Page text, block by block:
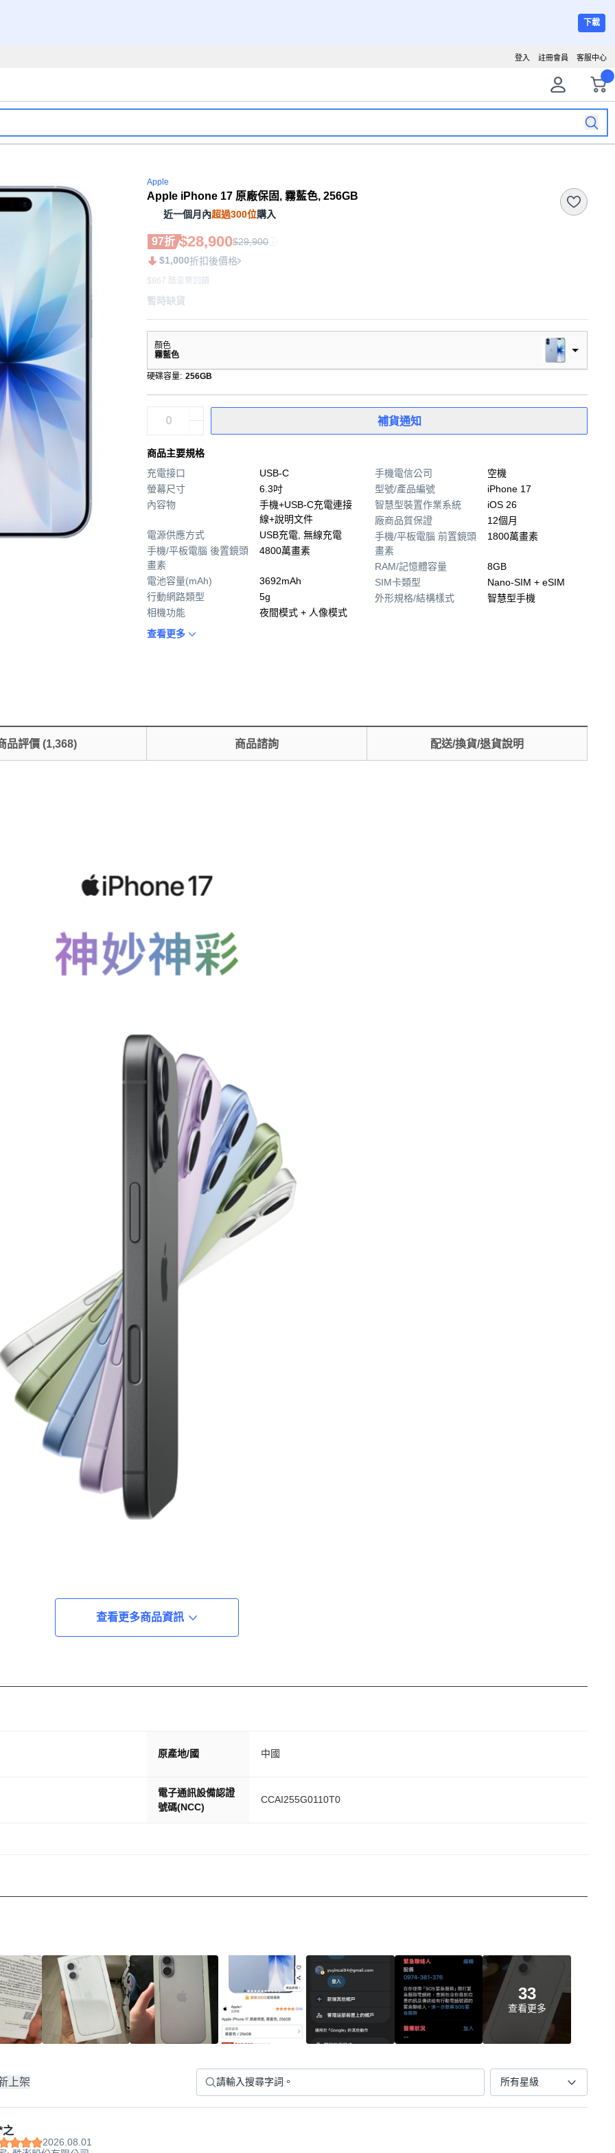
下載
客服中心
註冊會員
登入
Apple
Apple iPhone 17 原廠保固, 霧藍色, 256GB
近一個月內超過300位購入
97折 $28,900$29,900
$1,000折扣後價格
$867 酷澎幣回饋
暫時缺貨
顏色
霧藍色
硬碟容量: 256GB
補貨通知
商品主要規格
充電接口
USB-C
螢幕尺寸
6.3吋
內容物
手機+USB-C充電連接
線+說明文件
電源供應方式
USB充電, 無線充電
手機/平板電腦 後置鏡頭
畫素
4800萬畫素
電池容量(mAh)
3692mAh
行動網路類型
5g
相機功能
夜間模式 + 人像模式
手機電信公司
空機
型號/產品編號
iPhone 17
智慧型裝置作業系統
iOS 26
廠商品質保證
12個月
手機/平板電腦 前置鏡頭
畫素
1800萬畫素
RAM/記憶體容量
8GB
SIM卡類型
Nano-SIM + eSIM
外形規格/結構樣式
智慧型手機
查看更多
品評價 (1,368) 商品諮詢 配送/換貨/退貨說明
查看更多商品資訊
原產地/國 中國
電子通訊設備認證
號碼(NCC)
CCAI255G0110T0
33
查看更多
上架 所有星級
之
2026.08.01